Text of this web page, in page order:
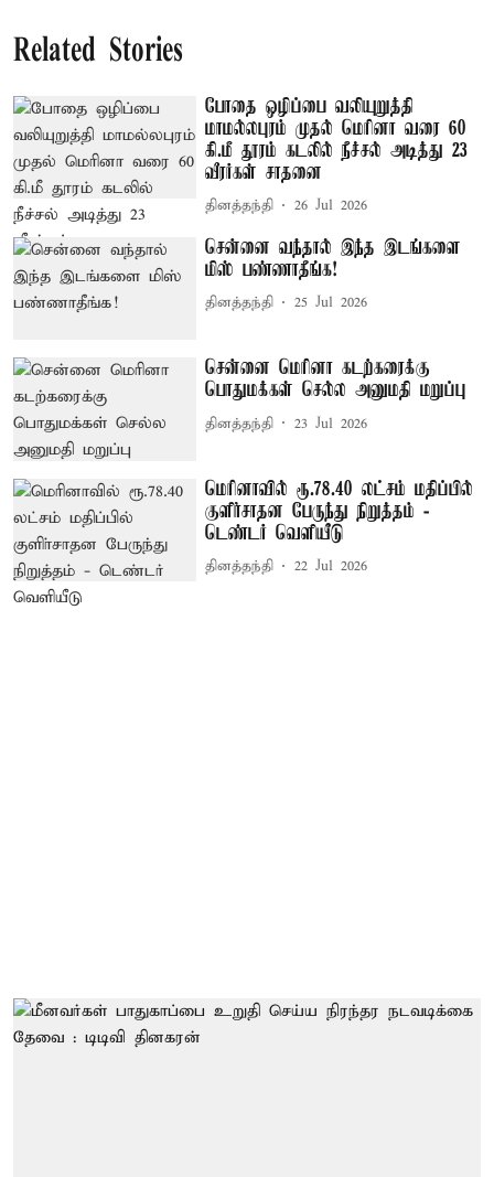
Related Stories
போதை ஒழிப்பை வலியுறுத்தி
மாமல்லபுரம் முதல் மெரினா வரை 60
கி.மீ தூரம் கடலில் நீச்சல் அடித்து 23
வீரர்கள் சாதனை
தினத்தந்தி 26 Jul 2026
சென்னை வந்தால் இந்த இடங்களை
மிஸ் பண்ணாதீங்க!
தினத்தந்தி 25 Jul 2026
சென்னை மெரினா கடற்கரைக்கு
பொதுமக்கள் செல்ல அனுமதி மறுப்பு
தினத்தந்தி 23 Jul 2026
மெரினாவில் ரூ.78.40 லட்சம் மதிப்பில்
குளிா்சாதன பேருந்து நிறுத்தம் -
டெண்டர் வெளியீடு
தினத்தந்தி 22 Jul 2026